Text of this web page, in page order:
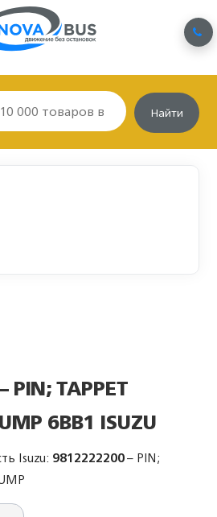
Найти
TAPPET
6BB1 ISUZU
Isuzu: 9812222200– PIN;